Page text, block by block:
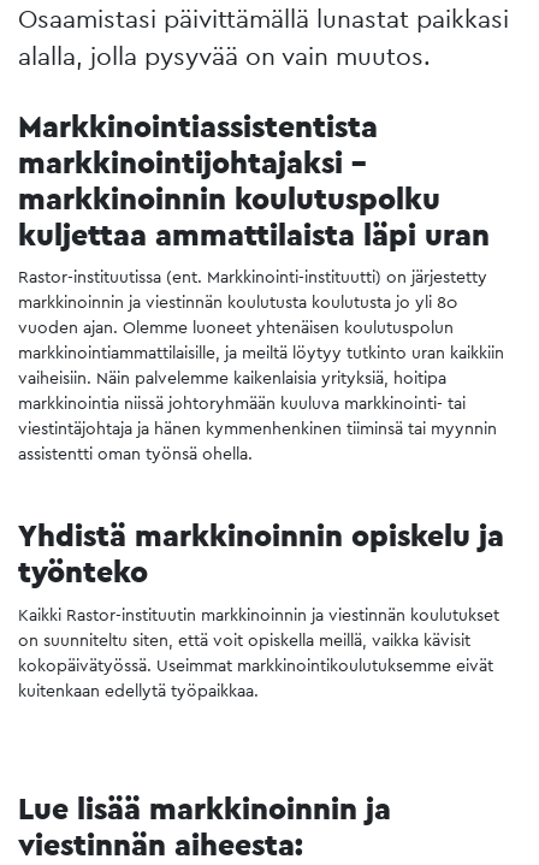
Osaamistasi päivittämällä lunastat paikkasi
alalla, jolla pysyvää on vain muutos.
Markkinointiassistentista
markkinointijohtajaksi –
markkinoinnin koulutuspolku
kuljettaa ammattilaista läpi uran
Rastor-instituutissa (ent. Markkinointi-instituutti) on järjestetty
markkinoinnin ja viestinnän koulutusta koulutusta jo yli 80
vuoden ajan. Olemme luoneet yhtenäisen koulutuspolun
markkinointiammattilaisille, ja meiltä löytyy tutkinto uran kaikkiin
vaiheisiin. Näin palvelemme kaikenlaisia yrityksiä, hoitipa
markkinointia niissä johtoryhmään kuuluva markkinointi- tai
viestintäjohtaja ja hänen kymmenhenkinen tiiminsä tai myynnin
assistentti oman työnsä ohella.
Yhdistä markkinoinnin opiskelu ja
työnteko
Kaikki Rastor-instituutin markkinoinnin ja viestinnän koulutukset
on suunniteltu siten, että voit opiskella meillä, vaikka kävisit
kokopäivätyössä. Useimmat markkinointikoulutuksemme eivät
kuitenkaan edellytä työpaikkaa.
Lue lisää markkinoinnin ja
viestinnän aiheesta: